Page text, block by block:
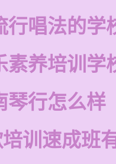
行唱法的学
素养培训学
琴行怎么样
训速成班